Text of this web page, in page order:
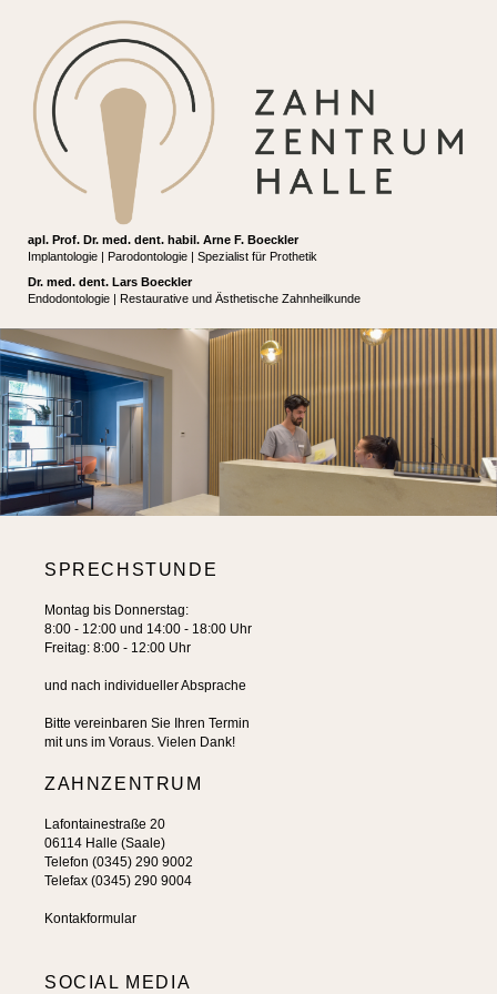
apl. Prof. Dr. med. dent. habil. Arne F. Boeckler
Implantologie | Parodontologie | Spezialist für Prothetik
Dr. med. dent. Lars Boeckler
Endodontologie | Restaurative und Ästhetische Zahnheilkunde
SPRECHSTUNDE
Montag bis Donnerstag:
8:00 - 12:00 und 14:00 - 18:00 Uhr
Freitag: 8:00 - 12:00 Uhr
und nach individueller Absprache
Bitte vereinbaren Sie Ihren Termin
mit uns im Voraus. Vielen Dank!
ZAHNZENTRUM
Lafontainestraße 20
06114 Halle (Saale)
Telefon (0345) 290 9002
Telefax (0345) 290 9004
Kontakformular
SOCIAL MEDIA